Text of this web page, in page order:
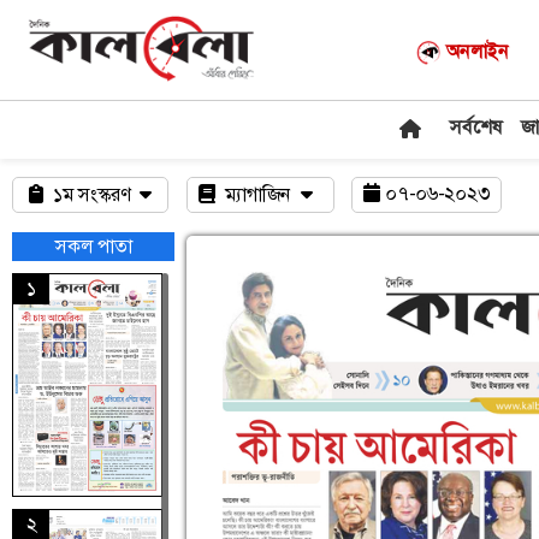
অনলাইন
সর্বশেষ
১ম সংস্করণ
সকল পাতা
১
২
ম্যাগাজিন ০৭-০৬-২০২৩